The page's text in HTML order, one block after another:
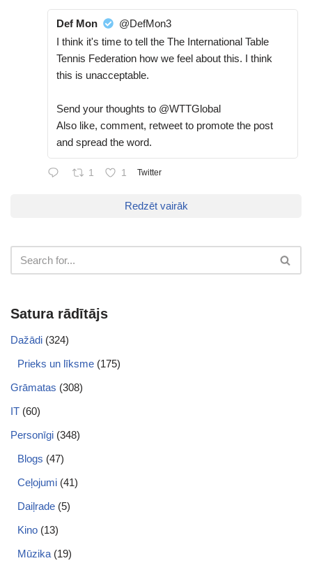
Def Mon
@DefMon3
I think it's time to tell the The International Table
Tennis Federation how we feel about this. I think
this is unacceptable.
Send your thoughts to @WTTGlobal
Also like, comment, retweet to promote the post
and spread the word.
1 1 Twitter
Redzēt vairāk
Satura rādītājs
Dažādi (324)
Prieks un līksme (175)
Grāmatas (308)
IT (60)
Personīgi (348)
Blogs (47)
Ceļojumi (41)
Daiļrade (5)
Kino (13)
Mūzika (19)